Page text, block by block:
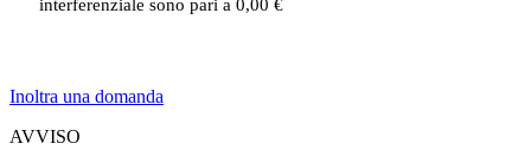
interferenziale sono pari a 0,00 €
Inoltra una domanda
AVVISO